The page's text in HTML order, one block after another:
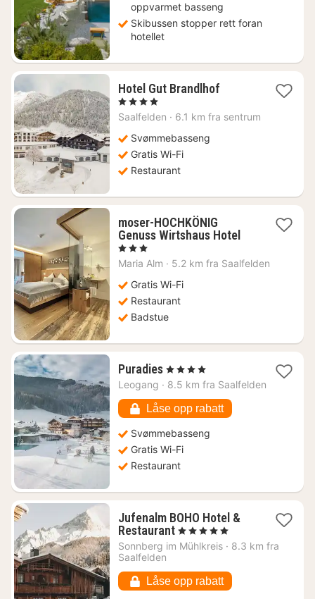
oppvarmet basseng
Skibussen stopper rett foran
hotellet
Hotel Gut Brandlhof1
fra
, 4 Stjerner
Saalfelden · 6.1 km fra sentrum
Svømmebasseng
Gratis Wi-Fi
Restaurant
moser-HOCHKÖNIG
Genuss Wirtshaus Hotel1
fra
, 3 Stjerner
Maria Alm · 5.2 km fra Saalfelden
Gratis Wi-Fi
Restaurant
Badstue
Puradies1
natt
2988
kr.
, 4 Stjerner
Leogang · 8.5 km fra Saalfelden
Låse opp rabatt
Svømmebasseng
Gratis Wi-Fi
Restaurant
Jufenalm BOHO Hotel &
Restaurant1
natt
kr.
, 5 Stjerner
Sonnberg im Mühlkreis · 8.3 km fra
Saalfelden
Låse opp rabatt